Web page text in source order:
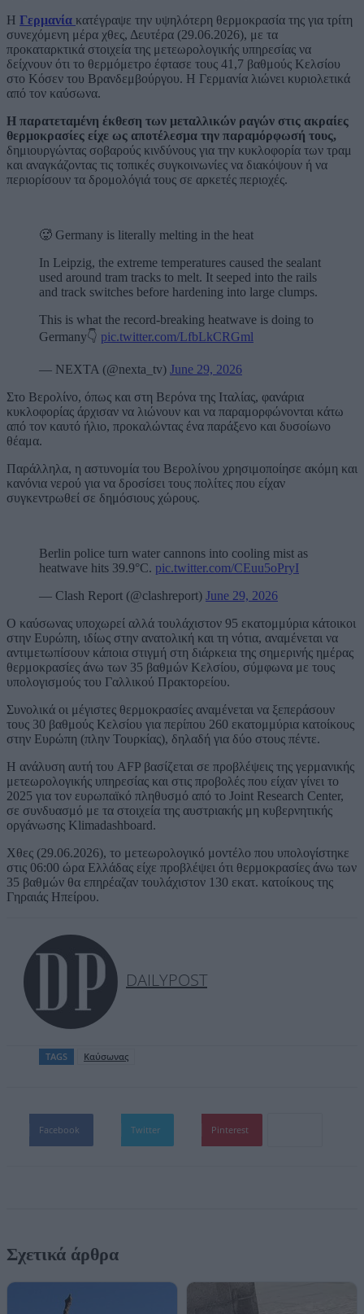
Η Γερμανία κατέγραψε την υψηλότερη θερμοκρασία της για τρίτη
συνεχόμενη μέρα χθες, Δευτέρα (29.06.2026), με τα
προκαταρκτικά στοιχεία της μετεωρολογικής υπηρεσίας να
δείχνουν ότι το θερμόμετρο έφτασε τους 41,7 βαθμούς Κελσίου
στο Κόσεν του Βρανδεμβούργου. Η Γερμανία λιώνει κυριολετικά
από τον καύσωνα.
Η παρατεταμένη έκθεση των μεταλλικών ραγών στις ακραίες
θερμοκρασίες είχε ως αποτέλεσμα την παραμόρφωσή τους,
δημιουργώντας σοβαρούς κινδύνους για την κυκλοφορία των τραμ
και αναγκάζοντας τις τοπικές συγκοινωνίες να διακόψουν ή να
περιορίσουν τα δρομολόγιά τους σε αρκετές περιοχές.
🥵 Germany is literally melting in the heat
In Leipzig, the extreme temperatures caused the sealant
used around tram tracks to melt. It seeped into the rails
and track switches before hardening into large clumps.
This is what the record-breaking heatwave is doing to
Germany👇 pic.twitter.com/LfbLkCRGml
— NEXTA (@nexta_tv) June 29, 2026
Στο Βερολίνο, όπως και στη Βερόνα της Ιταλίας, φανάρια
κυκλοφορίας άρχισαν να λιώνουν και να παραμορφώνονται κάτω
από τον καυτό ήλιο, προκαλώντας ένα παράξενο και δυσοίωνο
θέαμα.
Παράλληλα, η αστυνομία του Βερολίνου χρησιμοποίησε ακόμη και
κανόνια νερού για να δροσίσει τους πολίτες που είχαν
συγκεντρωθεί σε δημόσιους χώρους.
Berlin police turn water cannons into cooling mist as
heatwave hits 39.9°C. pic.twitter.com/CEuu5oPryI
— Clash Report (@clashreport) June 29, 2026
Ο καύσωνας υποχωρεί αλλά τουλάχιστον 95 εκατομμύρια κάτοικοι
στην Ευρώπη, ιδίως στην ανατολική και τη νότια, αναμένεται να
αντιμετωπίσουν κάποια στιγμή στη διάρκεια της σημερινής ημέρας
θερμοκρασίες άνω των 35 βαθμών Κελσίου, σύμφωνα με τους
υπολογισμούς του Γαλλικού Πρακτορείου.
Συνολικά οι μέγιστες θερμοκρασίες αναμένεται να ξεπεράσουν
τους 30 βαθμούς Κελσίου για περίπου 260 εκατομμύρια κατοίκους
στην Ευρώπη (πλην Τουρκίας), δηλαδή για δύο στους πέντε.
Η ανάλυση αυτή του AFP βασίζεται σε προβλέψεις της γερμανικής
μετεωρολογικής υπηρεσίας και στις προβολές που είχαν γίνει το
2025 για τον ευρωπαϊκό πληθυσμό από το Joint Research Center,
σε συνδυασμό με τα στοιχεία της αυστριακής μη κυβερνητικής
οργάνωσης Klimadashboard.
Χθες (29.06.2026), το μετεωρολογικό μοντέλο που υπολογίστηκε
στις 06:00 ώρα Ελλάδας είχε προβλέψει ότι θερμοκρασίες άνω των
35 βαθμών θα επηρέαζαν τουλάχιστον 130 εκατ. κατοίκους της
Γηραιάς Ηπείρου.
DAILYPOST
TAGS Καύσωνας
Facebook Twitter Pinterest
Σχετικά άρθρα